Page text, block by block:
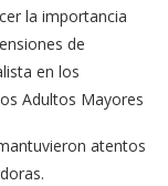
la importancia
de
en los
Adultos Mayores
atentos